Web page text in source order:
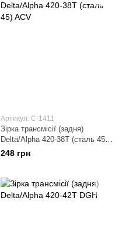
Артикул: C-1411
Зірка трансмісії (задня)
Delta/Alpha 420-38T (сталь 45)
ACV
248 грн